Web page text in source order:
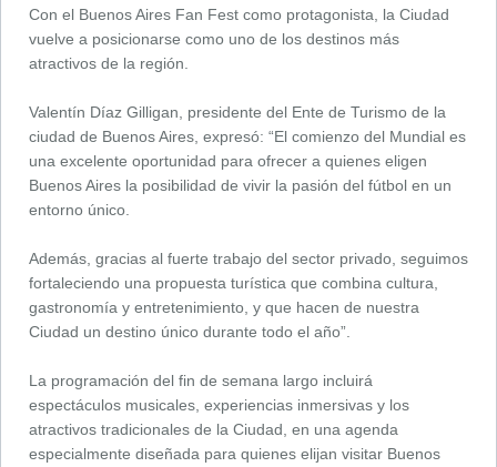
Con el Buenos Aires Fan Fest como protagonista, la Ciudad
vuelve a posicionarse como uno de los destinos más
atractivos de la región.
Valentín Díaz Gilligan, presidente del Ente de Turismo de la
ciudad de Buenos Aires, expresó: “El comienzo del Mundial es
una excelente oportunidad para ofrecer a quienes eligen
Buenos Aires la posibilidad de vivir la pasión del fútbol en un
entorno único.
Además, gracias al fuerte trabajo del sector privado, seguimos
fortaleciendo una propuesta turística que combina cultura,
gastronomía y entretenimiento, y que hacen de nuestra
Ciudad un destino único durante todo el año”.
La programación del fin de semana largo incluirá
espectáculos musicales, experiencias inmersivas y los
atractivos tradicionales de la Ciudad, en una agenda
especialmente diseñada para quienes elijan visitar Buenos